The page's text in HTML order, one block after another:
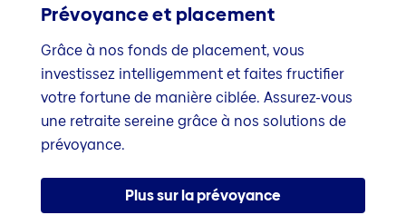
Prévoyance et placement
Grâce à nos fonds de placement, vous
investissez intelligemment et faites fructifier
votre fortune de manière ciblée. Assurez-vous
une retraite sereine grâce à nos solutions de
prévoyance.
Plus sur la prévoyance